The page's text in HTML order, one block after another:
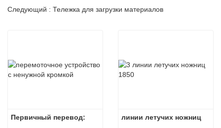
Следующий : Тележка для загрузки материалов
Первичный перевод: линии летучих ножниц